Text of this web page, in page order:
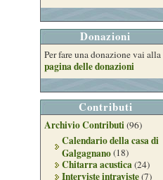
Donazioni
Per fare una donazione vai alla
pagina delle donazioni
Contributi
Archivio Contributi(96)
Calendario della casa di
Galgagnano(18)
Chitarra acustica(24)
Interviste intraviste(7)